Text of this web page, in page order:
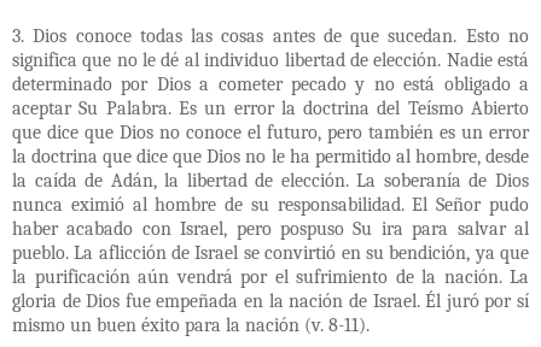
3. Dios conoce todas las cosas antes de que sucedan. Esto no
significa que no le dé al individuo libertad de elección. Nadie está
determinado por Dios a cometer pecado y no está obligado a
aceptar Su Palabra. Es un error la doctrina del Teísmo Abierto
que dice que Dios no conoce el futuro, pero también es un error
la doctrina que dice que Dios no le ha permitido al hombre, desde
la caída de Adán, la libertad de elección. La soberanía de Dios
nunca eximió al hombre de su responsabilidad. El Señor pudo
haber acabado con Israel, pero pospuso Su ira para salvar al
pueblo. La aflicción de Israel se convirtió en su bendición, ya que
la purificación aún vendrá por el sufrimiento de la nación. La
gloria de Dios fue empeñada en la nación de Israel. Él juró por sí
mismo un buen éxito para la nación (v. 8-11).